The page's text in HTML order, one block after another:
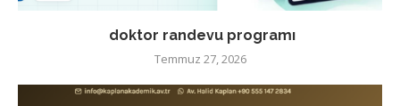
doktor randevu programı
Temmuz 27, 2026